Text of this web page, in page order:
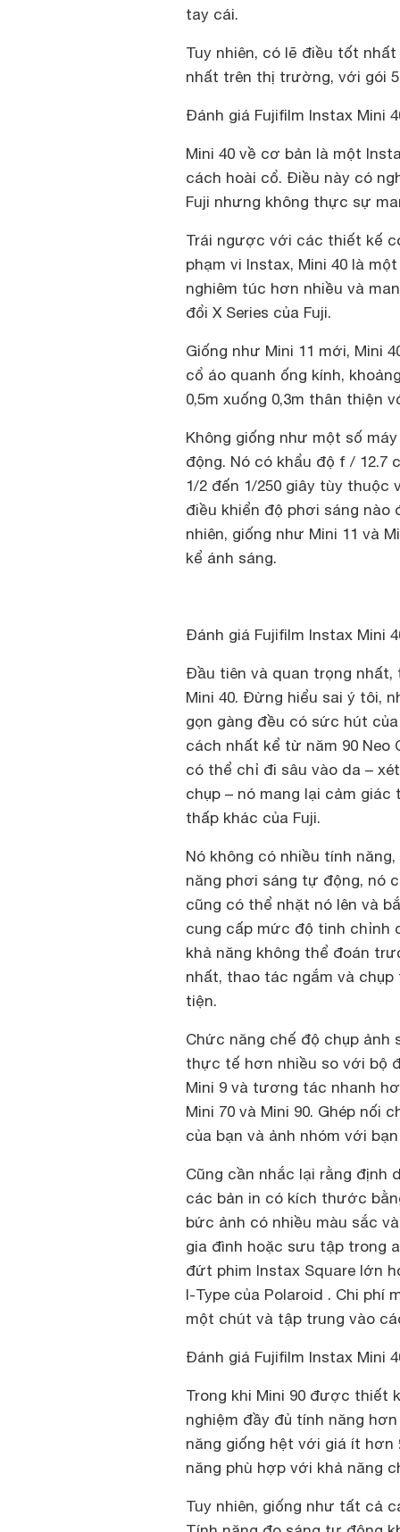
tay cái.
Tuy nhiên, có lẽ điều tốt
nhất trên thị trường, với gói
Đánh giá Fujifilm Instax Mini
Mini 40 về cơ bản là một
cách hoài cổ. Điều này có
Fuji nhưng không thực sự
Trái ngược với các thiết kế
phạm vi Instax, Mini 40 là
nghiêm túc hơn nhiều và
đổi X Series của Fuji.
Giống như Mini 11 mới, Mini
cổ áo quanh ống kính,
0,5m xuống 0,3m thân thiện
Không giống như một số
động. Nó có khẩu độ f /
1/2 đến 1/250 giây tùy thuộc
điều khiển độ phơi sáng nào
nhiên, giống như Mini 11 và
kể ánh sáng.
Đánh giá Fujifilm Instax Mini
Đầu tiên và quan trọng
Mini 40. Đừng hiểu sai ý tôi,
gọn gàng đều có sức hút
cách nhất kể từ năm 90 Neo
có thể chỉ đi sâu vào da –
chụp – nó mang lại cảm
thấp khác của Fuji.
Nó không có nhiều tính
năng phơi sáng tự động, nó
cũng có thể nhặt nó lên và
cung cấp mức độ tinh chỉnh
khả năng không thể đoán
nhất, thao tác ngắm và
tiện.
Chức năng chế độ chụp
thực tế hơn nhiều so với bộ
Mini 9 và tương tác nhanh
Mini 70 và Mini 90. Ghép nối
của bạn và ảnh nhóm với
Cũng cần nhắc lại rằng định
các bản in có kích thước
bức ảnh có nhiều màu sắc
gia đình hoặc sưu tập trong
đứt phim Instax Square lớn
I-Type của Polaroid . Chi phí
một chút và tập trung vào
Đánh giá Fujifilm Instax Mini
Trong khi Mini 90 được thiết
nghiệm đầy đủ tính năng
năng giống hệt với giá ít hơn
năng phù hợp với khả năng
Tuy nhiên, giống như tất cả